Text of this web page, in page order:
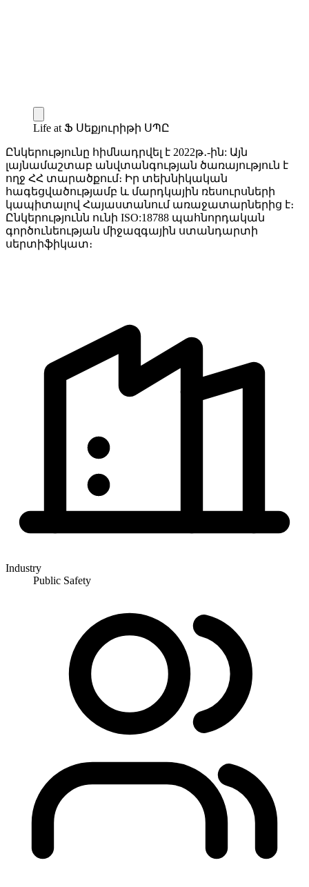
Life at Ֆ Սեքյուրիթի ՍՊԸ
Ընկերությունը հիմնադրվել է 2022թ․-ին: Այն
լայնամաշտաբ անվտանգության ծառայություն է
ողջ ՀՀ տարածքում։ Իր տեխնիկական
հագեցվածությամբ և մարդկային ռեսուրսների
կապիտալով Հայաստանում առաջատարներից է։
Ընկերությունն ունի ISO:18788 պահնորդական
գործունեության միջազգային ստանդարտի
սերտիֆիկատ։
Industry
Public Safety